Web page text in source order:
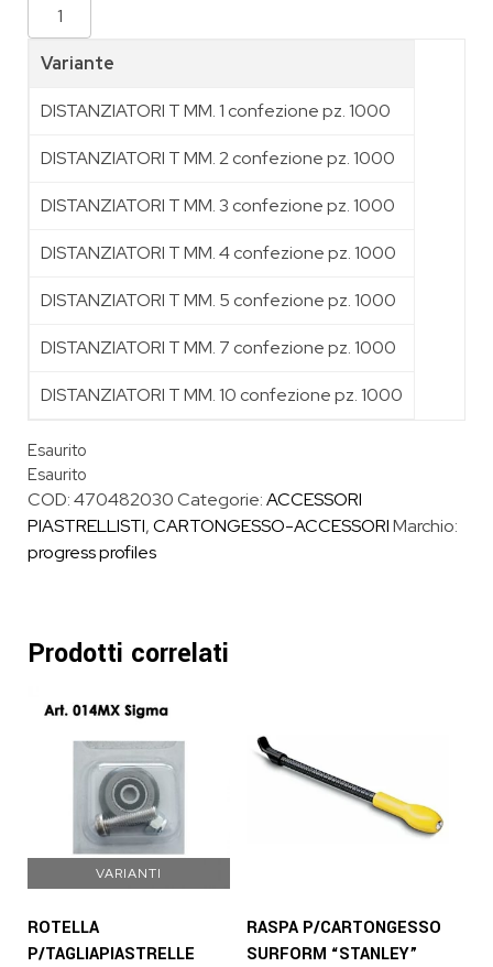
Variante
DISTANZIATORI T MM. 1 confezione pz. 1000
DISTANZIATORI T MM. 2 confezione pz. 1000
DISTANZIATORI T MM. 3 confezione pz. 1000
DISTANZIATORI T MM. 4 confezione pz. 1000
DISTANZIATORI T MM. 5 confezione pz. 1000
DISTANZIATORI T MM. 7 confezione pz. 1000
DISTANZIATORI T MM. 10 confezione pz. 1000
Esaurito
Esaurito
COD:470482030Categorie:ACCESSORI
PIASTRELLISTI,CARTONGESSO-ACCESSORIMarchio:
progress profiles
Prodotti correlati
VARIANTI
ROTELLA
P/TAGLIAPIASTRELLE
RASPA P/CARTONGESSO
SURFORM “STANLEY”